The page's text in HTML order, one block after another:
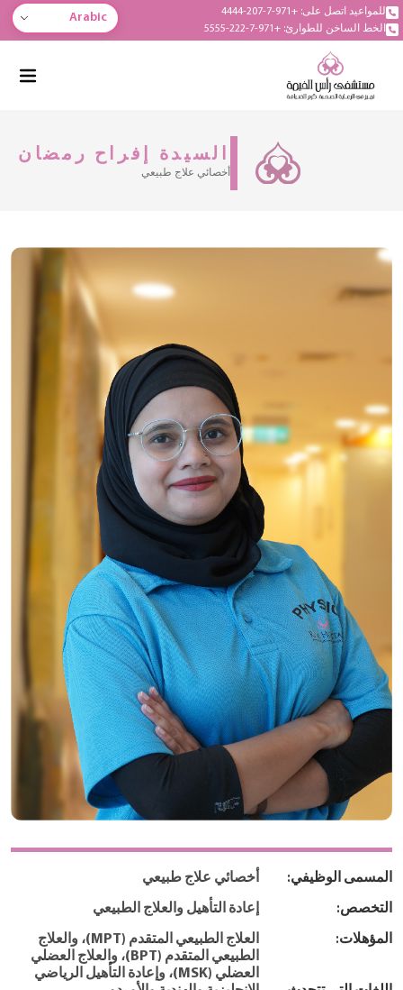
للمواعيد اتصل على: +971-7-207-4444
الخط الساخن للطوارئ: +971-7-222-5555
Arabic
السيدة إفراح رمضان
أخصائي علاج طبيعي
المسمى الوظيفي: أخصائي علاج طبيعي
التخصص: إعادة التأهيل والعلاج الطبيعي
المؤهلات:
العلاج الطبيعي المتقدم (MPT)، والعلاج
الطبيعي المتقدم (BPT)، والعلاج العضلي
العضلي (MSK)، وإعادة التأهيل الرياضي